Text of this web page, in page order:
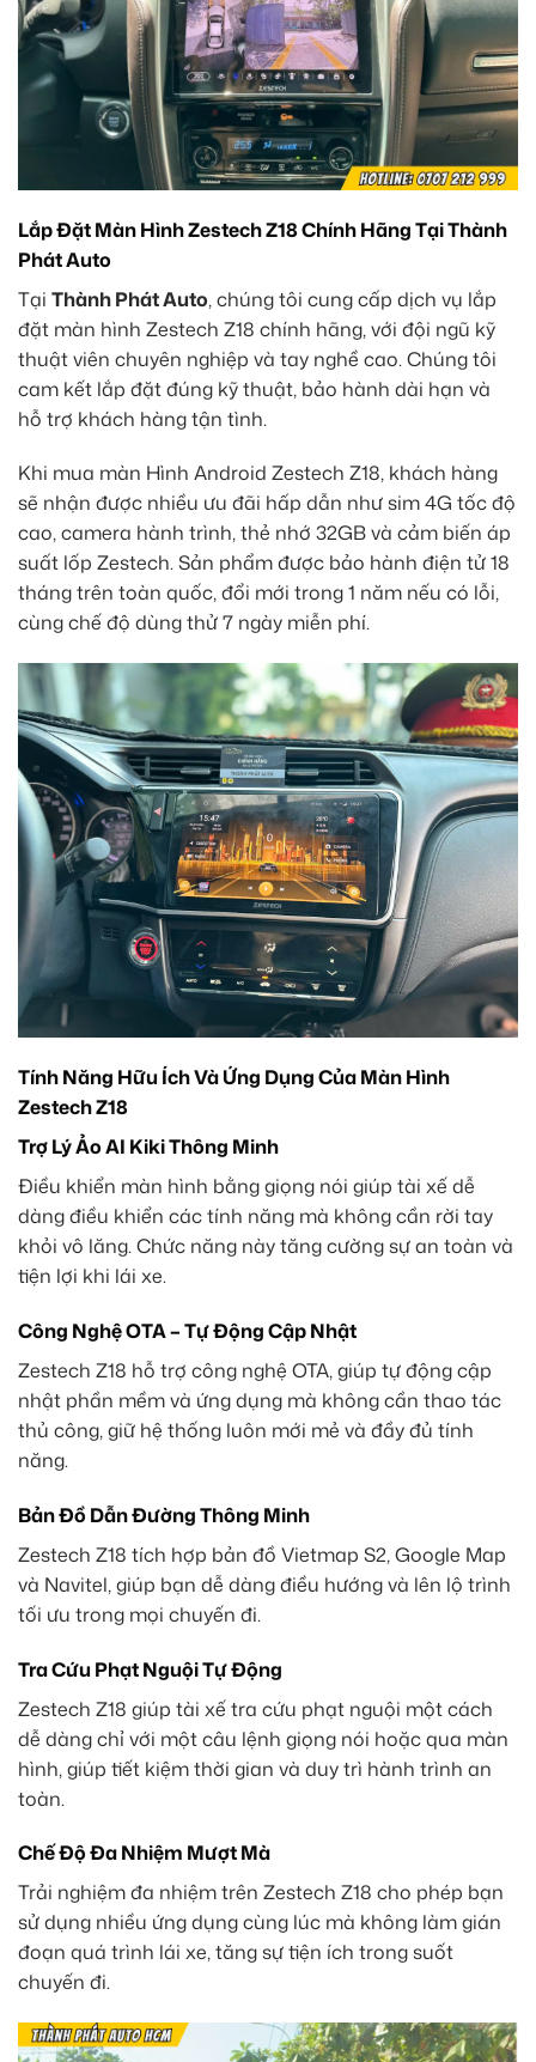
Lắp Đặt Màn Hình Zestech Z18 Chính Hãng Tại Thành
Phát Auto
Tại Thành Phát Auto, chúng tôi cung cấp dịch vụ lắp
đặt màn hình Zestech Z18 chính hãng, với đội ngũ kỹ
thuật viên chuyên nghiệp và tay nghề cao. Chúng tôi
cam kết lắp đặt đúng kỹ thuật, bảo hành dài hạn và
hỗ trợ khách hàng tận tình.
Khi mua màn Hình Android Zestech Z18, khách hàng
sẽ nhận được nhiều ưu đãi hấp dẫn như sim 4G tốc độ
cao, camera hành trình, thẻ nhớ 32GB và cảm biến áp
suất lốp Zestech. Sản phẩm được bảo hành điện tử 18
tháng trên toàn quốc, đổi mới trong 1 năm nếu có lỗi,
cùng chế độ dùng thử 7 ngày miễn phí.
Tính Năng Hữu Ích Và Ứng Dụng Của Màn Hình
Zestech Z18
Trợ Lý Ảo AI Kiki Thông Minh
Điều khiển màn hình bằng giọng nói giúp tài xế dễ
dàng điều khiển các tính năng mà không cần rời tay
khỏi vô lăng. Chức năng này tăng cường sự an toàn và
tiện lợi khi lái xe.
Công Nghệ OTA – Tự Động Cập Nhật
Zestech Z18 hỗ trợ công nghệ OTA, giúp tự động cập
nhật phần mềm và ứng dụng mà không cần thao tác
thủ công, giữ hệ thống luôn mới mẻ và đầy đủ tính
năng.
Bản Đồ Dẫn Đường Thông Minh
Zestech Z18 tích hợp bản đồ Vietmap S2, Google Map
và Navitel, giúp bạn dễ dàng điều hướng và lên lộ trình
tối ưu trong mọi chuyến đi.
Tra Cứu Phạt Nguội Tự Động
Zestech Z18 giúp tài xế tra cứu phạt nguội một cách
dễ dàng chỉ với một câu lệnh giọng nói hoặc qua màn
hình, giúp tiết kiệm thời gian và duy trì hành trình an
toàn.
Chế Độ Đa Nhiệm Mượt Mà
Trải nghiệm đa nhiệm trên Zestech Z18 cho phép bạn
sử dụng nhiều ứng dụng cùng lúc mà không làm gián
đoạn quá trình lái xe, tăng sự tiện ích trong suốt
chuyến đi.